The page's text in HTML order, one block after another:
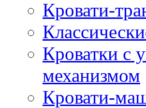
Кровати-
Кроватки с
механизмом
Кровати-